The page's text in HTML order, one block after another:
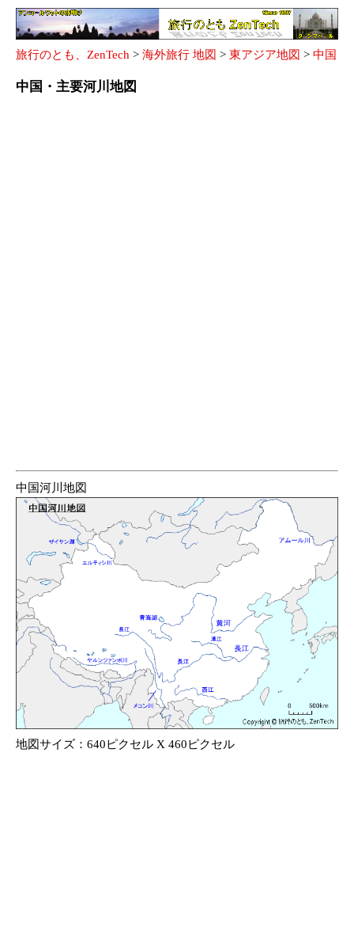
旅行のとも、ZenTech > 海外旅行 地図 > 東アジア地図 > 中国
中国・主要河川地図
中国河川地図
地図サイズ：640ピクセル X 460ピクセル